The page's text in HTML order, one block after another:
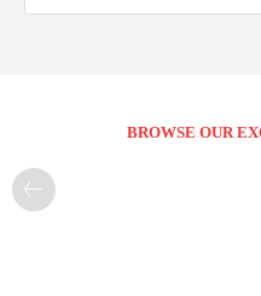
BROWSE OUR